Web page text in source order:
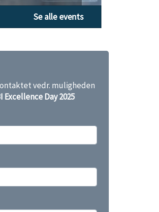
Se alle events
vedr. muligheden
Excellence Day 2025